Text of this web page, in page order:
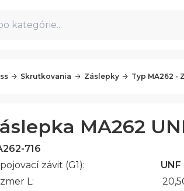
kategórie...
Skrutkovania Záslepky Typ MA262 -
MA262
716
závit (G1):
UNF
L: